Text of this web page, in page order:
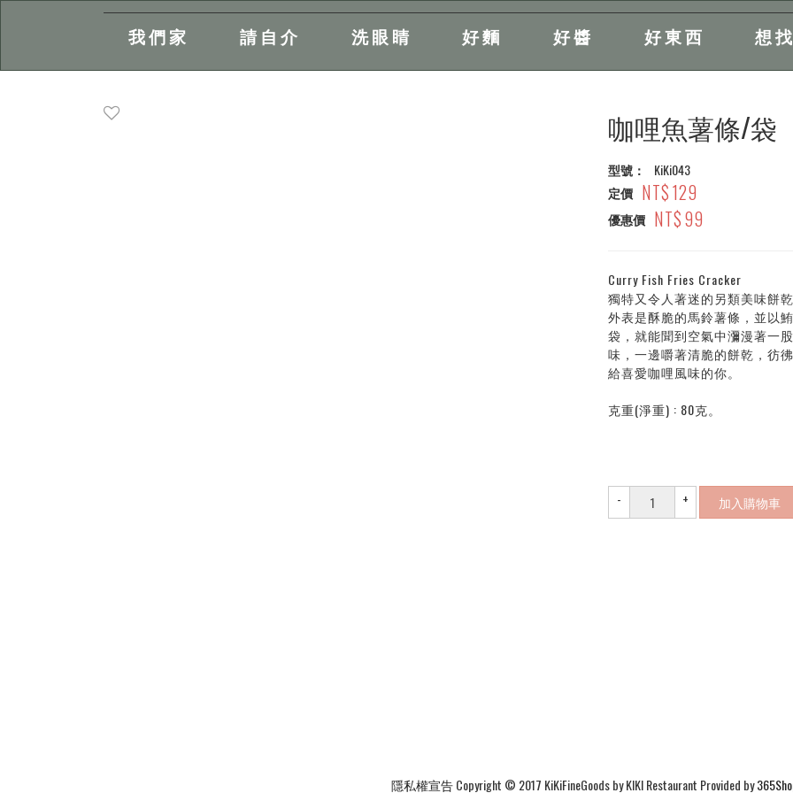
我們家 請自介 洗眼睛 好麵 好醬 好東西 想
咖哩魚薯條/袋
型號：
KiKi043
定價
129
優惠價 99
Curry Fish Fries Cracker
獨特又令人著迷的另類美味餅
外表是酥脆的馬鈴薯條，並以
袋，就能聞到空氣中瀰漫著一
味，一邊嚼著清脆的餅乾，彷
給喜愛咖哩風味的你。
克重(淨重) : 80克。
- + 加入購物車
隱私權宣告Copyright © 2017 KiKiFineGoods by KIKI Restaurant Provided by